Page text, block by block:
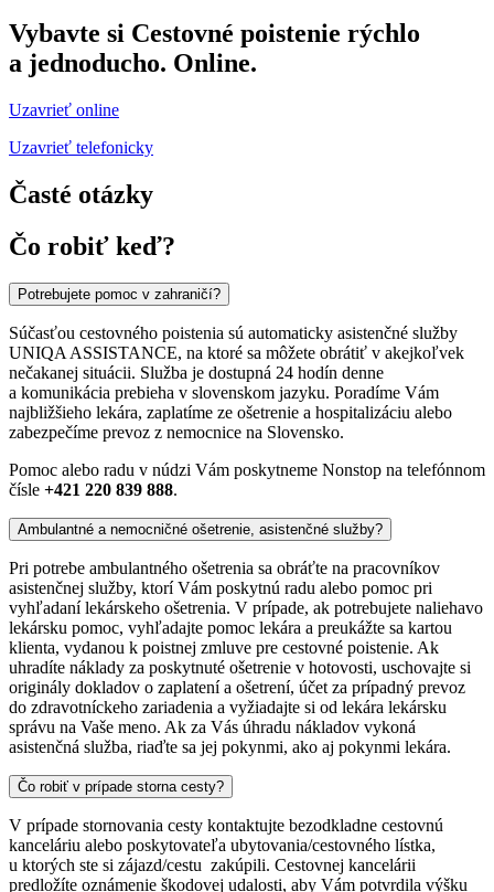
Vybavte si Cestovné poistenie rýchlo
a jednoducho. Online.
Uzavrieť online
Uzavrieť telefonicky
Časté otázky
Čo robiť keď?
Potrebujete pomoc v zahraničí?
Súčasťou cestovného poistenia sú automaticky asistenčné služby
UNIQA ASSISTANCE, na ktoré sa môžete obrátiť v akejkoľvek
nečakanej situácii. Služba je dostupná 24 hodín denne
a komunikácia prebieha v slovenskom jazyku. Poradíme Vám
najbližšieho lekára, zaplatíme ze ošetrenie a hospitalizáciu alebo
zabezpečíme prevoz z nemocnice na Slovensko.
Pomoc alebo radu v núdzi Vám poskytneme Nonstop na telefónnom
čísle +421 220 839 888.
Ambulantné a nemocničné ošetrenie, asistenčné služby?
Pri potrebe ambulantného ošetrenia sa obráťte na pracovníkov
asistenčnej služby, ktorí Vám poskytnú radu alebo pomoc pri
vyhľadaní lekárskeho ošetrenia. V prípade, ak potrebujete naliehavo
lekársku pomoc, vyhľadajte pomoc lekára a preukážte sa kartou
klienta, vydanou k poistnej zmluve pre cestovné poistenie. Ak
uhradíte náklady za poskytnuté ošetrenie v hotovosti, uschovajte si
originály dokladov o zaplatení a ošetrení, účet za prípadný prevoz
do zdravotníckeho zariadenia a vyžiadajte si od lekára lekársku
správu na Vaše meno. Ak za Vás úhradu nákladov vykoná
asistenčná služba, riaďte sa jej pokynmi, ako aj pokynmi lekára.
Čo robiť v prípade storna cesty?
V prípade stornovania cesty kontaktujte bezodkladne cestovnú
kanceláriu alebo poskytovateľa ubytovania/cestovného lístka,
u ktorých ste si zájazd/cestu zakúpili. Cestovnej kancelárii
predložíte oznámenie škodovej udalosti, aby Vám potvrdila výšku